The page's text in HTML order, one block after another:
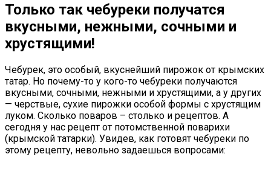
Только так чебуреки получатся
вкусными, нежными, сочными и
хрустящими!
Чебурек, это особый, вкуснейший пирожок от крымских
татар. Но почему-то у кого-то чебуреки получаются
вкусными, сочными, нежными и хрустящими, а у других
— черствые, сухие пирожки особой формы с хрустящим
луком. Сколько поваров – столько и рецептов. А
сегодня у нас рецепт от потомственной поварихи
(крымской татарки). Увидев, как готовят чебуреки по
этому рецепту, невольно задаешься вопросами: